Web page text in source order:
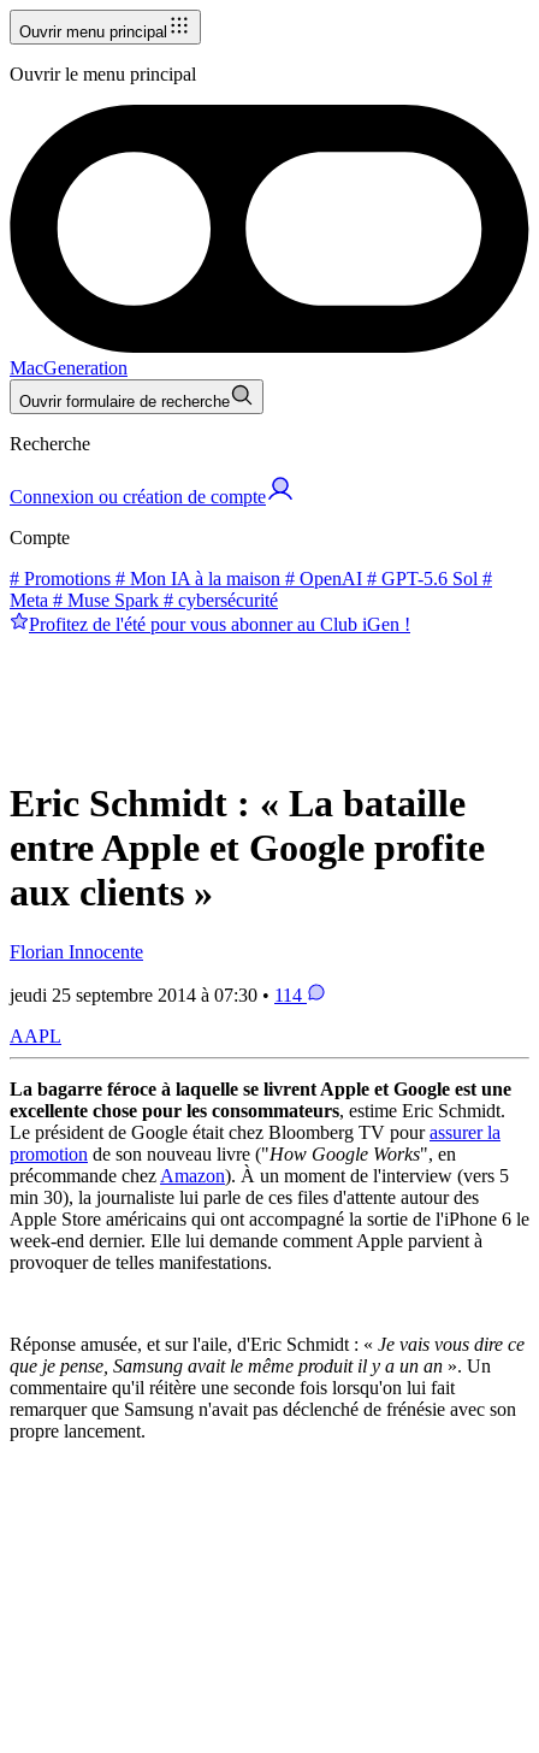
Ouvrir menu principal
Ouvrir le menu principal
MacGeneration
Ouvrir formulaire de recherche
Recherche
Connexion ou création de compte
Compte
# Promotions # Mon IA à la maison # OpenAI # GPT-5.6 Sol #
Meta # Muse Spark # cybersécurité
Profitez de l'été pour vous abonner au Club iGen !
Eric Schmidt : « La bataille
entre Apple et Google profite
aux clients »
Florian Innocente
jeudi 25 septembre 2014 à 07:30 • 114
AAPL
La bagarre féroce à laquelle se livrent Apple et Google est une
excellente chose pour les consommateurs, estime Eric Schmidt.
Le président de Google était chez Bloomberg TV pourassurer la
promotion de son nouveau livre ("How Google Works", en
précommande chez Amazon). À un moment de l'interview (vers 5
min 30), la journaliste lui parle de ces files d'attente autour des
Apple Store américains qui ont accompagné la sortie de l'iPhone 6 le
week-end dernier. Elle lui demande comment Apple parvient à
provoquer de telles manifestations.
Réponse amusée, et sur l'aile, d'Eric Schmidt : « Je vais vous dire ce
que je pense, Samsung avait le même produit il y a un an ». Un
commentaire qu'il réitère une seconde fois lorsqu'on lui fait
remarquer que Samsung n'avait pas déclenché de frénésie avec son
propre lancement.